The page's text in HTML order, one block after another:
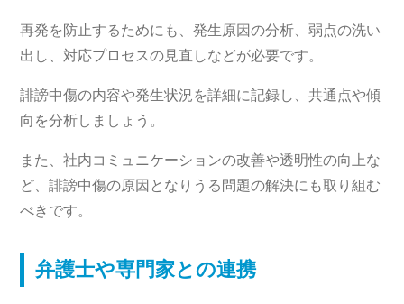
再発を防止するためにも、発生原因の分析、弱点の洗い
出し、対応プロセスの見直しなどが必要です。
誹謗中傷の内容や発生状況を詳細に記録し、共通点や傾
向を分析しましょう。
また、社内コミュニケーションの改善や透明性の向上な
ど、誹謗中傷の原因となりうる問題の解決にも取り組む
べきです。
弁護士や専門家との連携